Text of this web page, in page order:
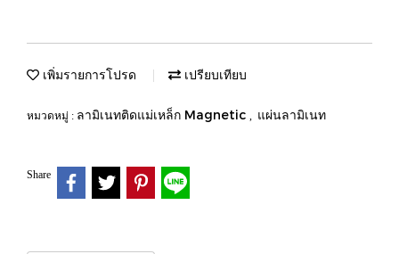
เพิ่มรายการโปรด เปรียบเทียบ
หมวดหมู่ : ลามิเนทติดแม่เหล็ก Magnetic , แผ่นลามิเนท
Share